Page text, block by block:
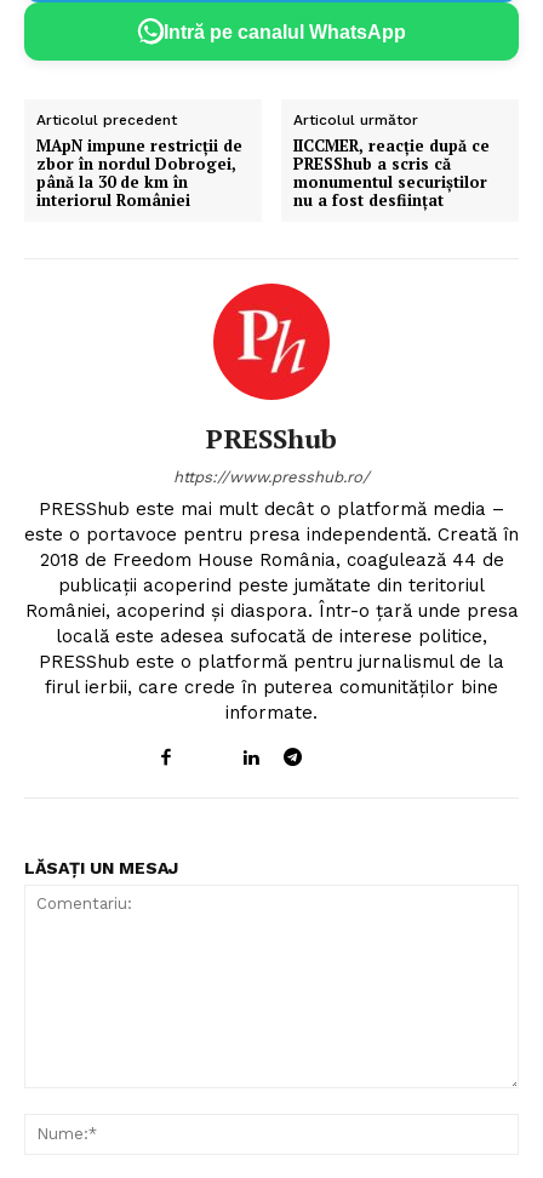
Intră pe canalul WhatsApp
Articolul precedent
MApN impune restricții de
zbor în nordul Dobrogei,
până la 30 de km în
interiorul României
Articolul următor
IICCMER, reacție după ce
PRESShub a scris că
monumentul securiștilor
nu a fost desființat
PRESShub
https://www.presshub.ro/
PRESShub este mai mult decât o platformă media –
este o portavoce pentru presa independentă. Creată în
2018 de Freedom House România, coagulează 44 de
publicații acoperind peste jumătate din teritoriul
României, acoperind și diaspora. Într-o țară unde presa
locală este adesea sufocată de interese politice,
PRESShub este o platformă pentru jurnalismul de la
firul ierbii, care crede în puterea comunităților bine
informate.
LĂSAȚI UN MESAJ